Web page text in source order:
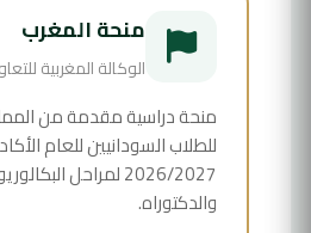
منحة المغرب
الوكالة المغربية
منحة دراسية مقدمة من
للطلاب السودانيين للعام
2026/2027 لمراحل
والدكتوراه.